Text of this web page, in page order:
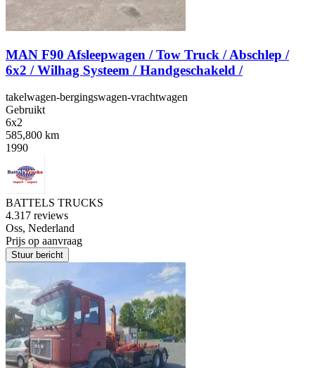
MAN F90 Afsleepwagen / Tow Truck / Abschlep /
6x2 / Wilhag Systeem / Handgeschakeld /
takelwagen-bergingswagen-vrachtwagen
Gebruikt
6x2
585,800 km
1990
BATTELS TRUCKS
4.317 reviews
Oss, Nederland
Prijs op aanvraag
Stuur bericht